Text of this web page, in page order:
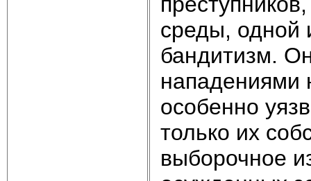
среды, одной
бандитизм.
нападениями
особенно
только их
выборочное